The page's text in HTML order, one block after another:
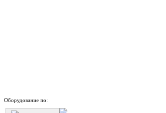
Оборудование по: